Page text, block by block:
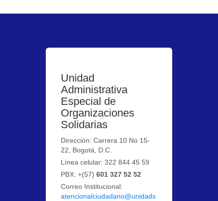
Unidad
Administrativa
Especial de
Organizaciones
Solidarias
Dirección: Carrera 10 No 15-
22, Bogotá, D.C.
Línea celular: 322 844 45 59
PBX: +(57)601 327 52 52
Correo Institucional:
atencionalciudadano@unidads